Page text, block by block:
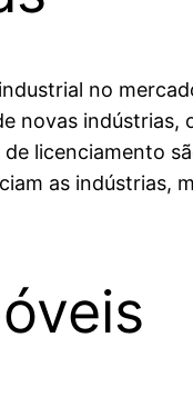
no
novas indústrias,
licenciamento
as indústrias,